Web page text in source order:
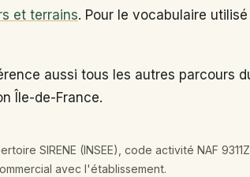
et terrains. Pour le vocabulaire
aussi tous les autres parcours
Île-de-France.
SIRENE (INSEE), code activité NAF
avec l'établissement.